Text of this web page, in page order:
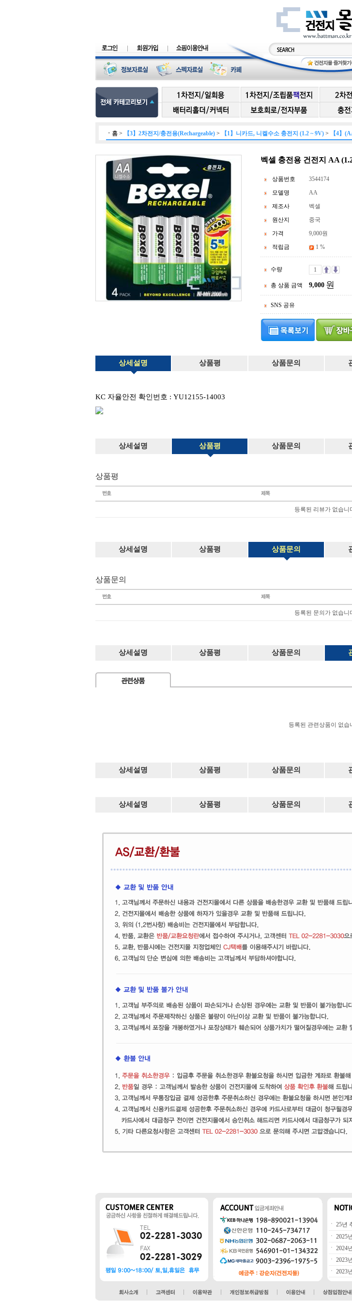
ㆍ 홈 > 【3】2차전지/충전용(Rechargeable) > 【1】니카드, 니켈수소 충전지 (1.2 ~ 9V) > 【4】
벡셀 충전용 건전지 AA
상품번호
3544174
모델명
AA
제조사
벡셀
원산지
중국
가격
9,000원
적립금
1 %
수량
총 상품 금액 9,000 원
SNS 공유
상세설명 상품평 상품문의
KC 자율안전 확인번호 : YU12155-14003
상세설명 상품평 상품문의
상품평
등록된 리뷰가 없습니
상세설명 상품평 상품문의
상품문의
등록된 문의가 없습니
상세설명 상품평 상품문의
등록된 관련상품이 없습
상세설명 상품평 상품문의
상세설명 상품평 상품문의
ㆍ 25년
ㆍ 2025
ㆍ 2024
ㆍ 2023
ㆍ 2023